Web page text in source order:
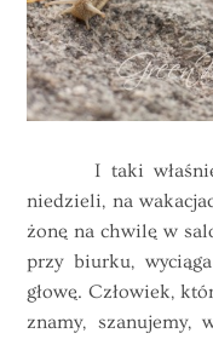
I taki właśnie
niedzieli, na
żonę na chwilę w
przy biurku,
głowę. Człowiek,
znamy, szanujemy,